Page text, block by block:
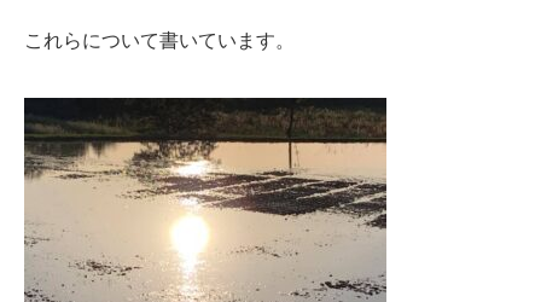
これらについて書いています。